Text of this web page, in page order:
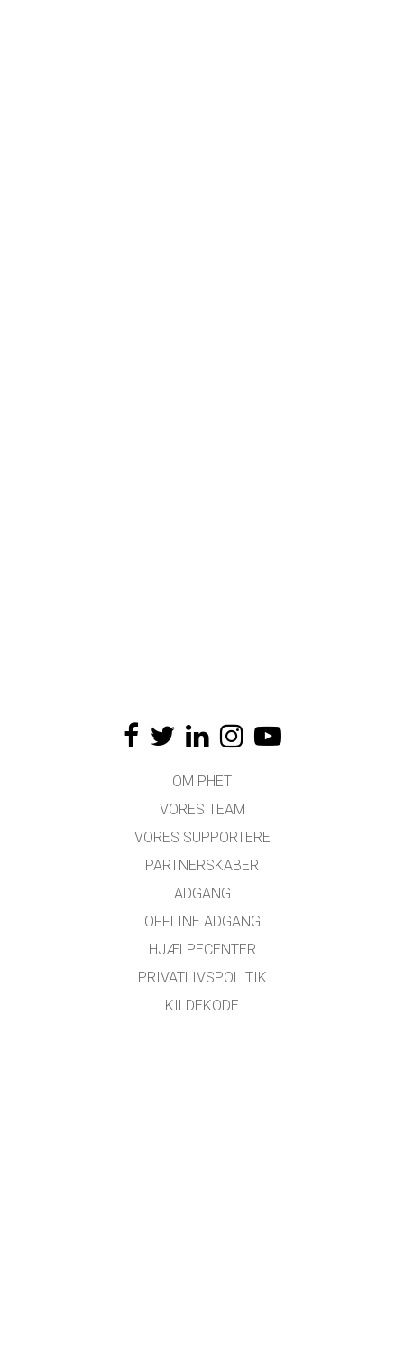
OM PHET
VORES TEAM
VORES SUPPORTERE
PARTNERSKABER
ADGANG
OFFLINE ADGANG
HJÆLPECENTER
PRIVATLIVSPOLITIK
KILDEKODE